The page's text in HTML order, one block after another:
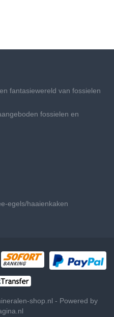
fantasiewereld van fossielen
fossielen en
egels/haaienkaken
shop.nl - Powered by